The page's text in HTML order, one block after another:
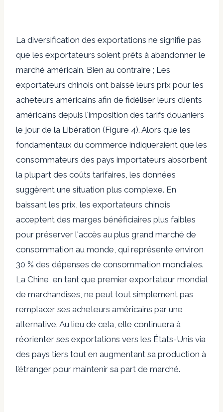
La diversification des exportations ne signifie pas
que les exportateurs soient prêts à abandonner le
marché américain. Bien au contraire ; Les
exportateurs chinois ont baissé leurs prix pour les
acheteurs américains afin de fidéliser leurs clients
américains depuis l'imposition des tarifs douaniers
le jour de la Libération (Figure 4). Alors que les
fondamentaux du commerce indiqueraient que les
consommateurs des pays importateurs absorbent
la plupart des coûts tarifaires, les données
suggèrent une situation plus complexe. En
baissant les prix, les exportateurs chinois
acceptent des marges bénéficiaires plus faibles
pour préserver l'accès au plus grand marché de
consommation au monde, qui représente environ
30 % des dépenses de consommation mondiales.
La Chine, en tant que premier exportateur mondial
de marchandises, ne peut tout simplement pas
remplacer ses acheteurs américains par une
alternative. Au lieu de cela, elle continuera à
réorienter ses exportations vers les États-Unis via
des pays tiers tout en augmentant sa production à
l’étranger pour maintenir sa part de marché.